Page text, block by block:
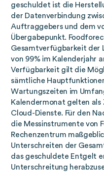
geschuldet ist die
der Datenverbindung
Auftraggebers und dem
Übergabepunkt.
Gesamtverfügbarkeit der
von 99% im Kalenderjahr
Verfügbarkeit gilt die
sämtliche
Wartungszeiten im
Kalendermonat gelten
Cloud-Dienste. Für den
die Messinstrumente von
Rechenzentrum
Unterschreiten der
das geschuldete Entgelt
Unterschreitung